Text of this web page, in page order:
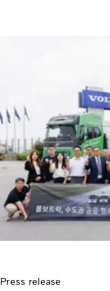
Press release